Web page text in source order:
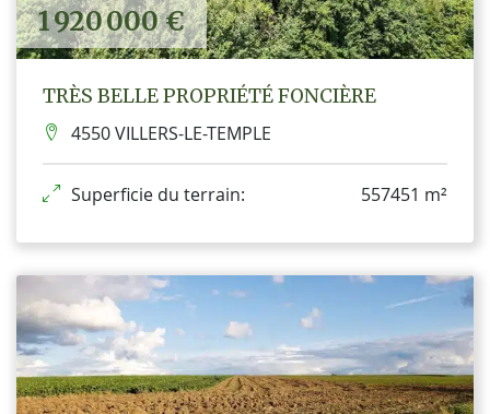
1 920 000 €
TRÈS BELLE PROPRIÉTÉ FONCIÈRE
4550 VILLERS-LE-TEMPLE
Superficie du terrain: 557451 m²